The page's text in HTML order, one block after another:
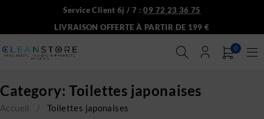
Service Client 6j / 7 :09 72 23 36 75
LIVRAISON OFFERTE À PARTIR DE 199 €
0
Category: Toilettes japonaises
Accueil / Toilettes japonaises